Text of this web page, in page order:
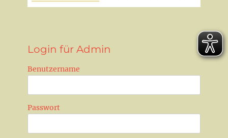
Login für Admin
Benutzername
Passwort